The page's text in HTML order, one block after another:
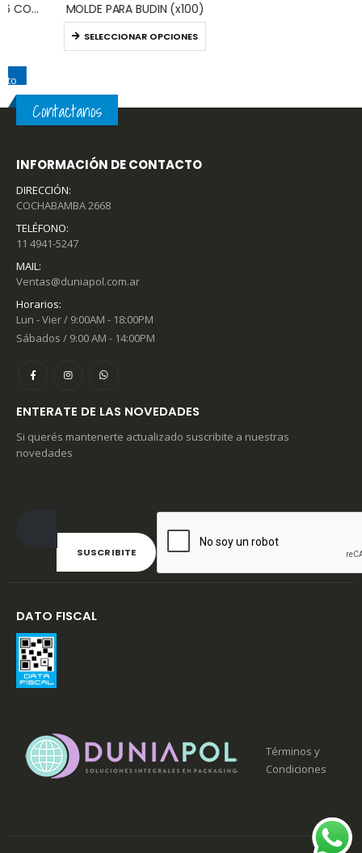
MOLDE PARA BUDIN (x100)
SELECCIONAR OPCIONES
Contactanos
DIRECCIÓN:
COCHABAMBA 2668
TELÉFONO:
11 4941-5247
MAIL:
Horarios:
Sábados / 9:00 AM - 14:00PM
Si querés mantenerte actualizado suscribite a nuestras
novedades
Condiciones